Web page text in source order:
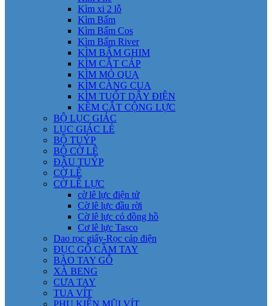
Kìm xi 2 lỗ
Kìm Bấm
Kìm Bấm Cos
Kìm Bấm River
KÌM BẤM GHIM
KÌM CẮT CÁP
KÌM MỎ QUẠ
KÌM CÀNG CUA
KÌM TUỐT DÂY ĐIỆN
KỀM CẮT CỘNG LỰC
BỘ LỤC GIÁC
LỤC GIÁC LẺ
BỘ TUÝP
BỘ CỜ LÊ
ĐẦU TUÝP
CỜ LÊ
CỜ LÊ LỰC
cờ lê lực điện tử
Cờ lê lực đầu rời
Cờ lê lực có đồng hồ
Cơ lê lực Tasco
Dao rọc giấy-Rọc cáp điện
ĐỤC GỖ CẦM TAY
BÀO TAY GỖ
XÀ BENG
CƯA TAY
TUA VÍT
PHỤ KIỆN MŨI VÍT